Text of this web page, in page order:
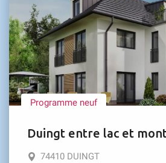
Programme neuf
Duingt entre lac et
74410 DUINGT